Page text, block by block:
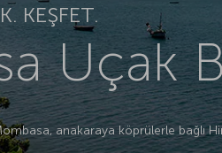
KEŞFET.
Uçak
anakaraya köprülerle bağlı